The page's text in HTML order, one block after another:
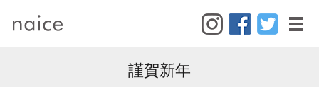
メ
謹賀新年